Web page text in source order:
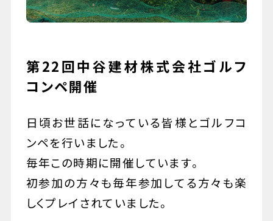
（受付時間 : 平日10:00〜17:00）
第22回中谷建材株式会社ゴルフ
コンペ開催
日頃お世話になっている皆様とゴルフコ
ンペを行いました。
毎年この時期に開催しています。
初参加の方々も毎年参加してる方々も楽
しくプレイされていました。